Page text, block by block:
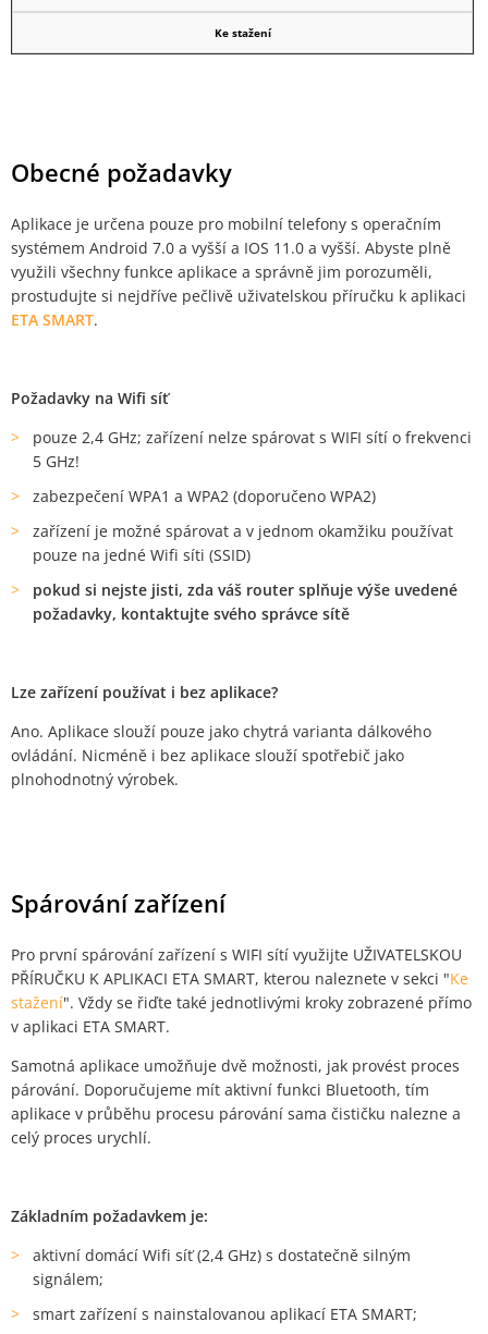
Ke stažení
Obecné požadavky
Aplikace je určena pouze pro mobilní telefony s operačním
systémem Android 7.0 a vyšší a IOS 11.0 a vyšší. Abyste plně
využili všechny funkce aplikace a správně jim porozuměli,
prostudujte si nejdříve pečlivě uživatelskou příručku k aplikaci
ETA SMART.
Požadavky na Wifi síť
pouze 2,4 GHz; zařízení nelze spárovat s WIFI sítí o frekvenci
5 GHz!
zabezpečení WPA1 a WPA2 (doporučeno WPA2)
zařízení je možné spárovat a v jednom okamžiku používat
pouze na jedné Wifi síti (SSID)
pokud si nejste jisti, zda váš router splňuje výše uvedené
požadavky, kontaktujte svého správce sítě
Lze zařízení používat i bez aplikace?
Ano. Aplikace slouží pouze jako chytrá varianta dálkového
ovládání. Nicméně i bez aplikace slouží spotřebič jako
plnohodnotný výrobek.
Spárování zařízení
Pro první spárování zařízení s WIFI sítí využijte UŽIVATELSKOU
PŘÍRUČKU K APLIKACI ETA SMART, kterou naleznete v sekci "Ke
stažení". Vždy se řiďte také jednotlivými kroky zobrazené přímo
v aplikaci ETA SMART.
Samotná aplikace umožňuje dvě možnosti, jak provést proces
párování. Doporučujeme mít aktivní funkci Bluetooth, tím
aplikace v průběhu procesu párování sama čističku nalezne a
celý proces urychlí.
Základním požadavkem je:
aktivní domácí Wifi síť (2,4 GHz) s dostatečně silným
signálem;
smart zařízení s nainstalovanou aplikací ETA SMART;